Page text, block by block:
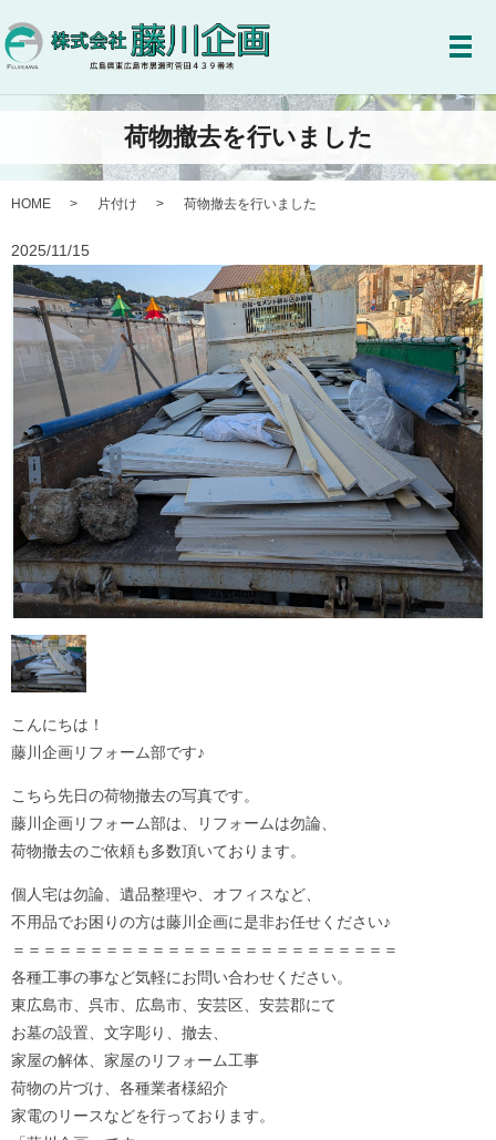
メ
荷物撤去を行いました
HOME 片付け 荷物撤去を行いました
2025/11/15
こんにちは！
藤川企画リフォーム部です♪
こちら先日の荷物撤去の写真です。
藤川企画リフォーム部は、リフォームは勿論、
荷物撤去のご依頼も多数頂いております。
個人宅は勿論、遺品整理や、オフィスなど、
不用品でお困りの方は藤川企画に是非お任せください♪
＝＝＝＝＝＝＝＝＝＝＝＝＝＝＝＝＝＝＝＝＝＝＝＝＝
各種工事の事など気軽にお問い合わせください。
東広島市、呉市、広島市、安芸区、安芸郡にて
お墓の設置、文字彫り、撤去、
家屋の解体、家屋のリフォーム工事
荷物の片づけ、各種業者様紹介
家電のリースなどを行っております。